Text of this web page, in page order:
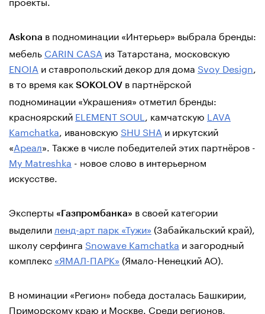
Askona в подноминации «Интерьер» выбрала бренды:
мебель CARIN CASA из Татарстана, московскую
ENOIA и ставропольский декор для дома Svoy Design
в то время как SOKOLOV в партнёрской
подноминации «Украшения» отметил бренды:
красноярский ELEMENT SOUL , камчатскую LAVA
Kamchatka , ивановскую SHU SHA и иркутский
«Ареал». Также в числе победителей этих партнёров -
My Мatreshka - новое слово в интерьерном
искусстве.
Эксперты «Газпромбанка» в своей категории
выделили ленд-арт парк «Тужи» (Забайкальский край),
школу серфинга Snowave Kamchatka и загородный
комплекс «ЯМАЛ-ПАРК» (Ямало-Ненецкий АО).
В номинации «Регион» победа досталась Башкирии,
Приморскому краю и Москве. Среди регионов,